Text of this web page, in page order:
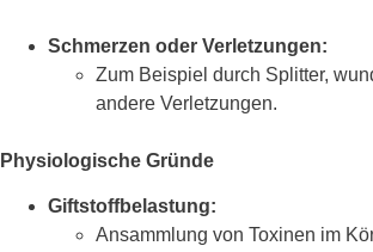
Schmerzen oder Verletzungen:
Zum Beispiel durch Splitter,
andere Verletzungen.
Physiologische Gründe
Giftstoffbelastung:
Ansammlung von Toxinen im